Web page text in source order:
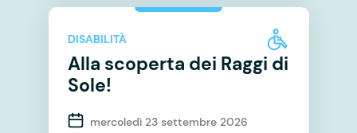
DISABILITÀ
Alla scoperta dei Raggi di
Sole!
mercoledì 23 settembre 2026